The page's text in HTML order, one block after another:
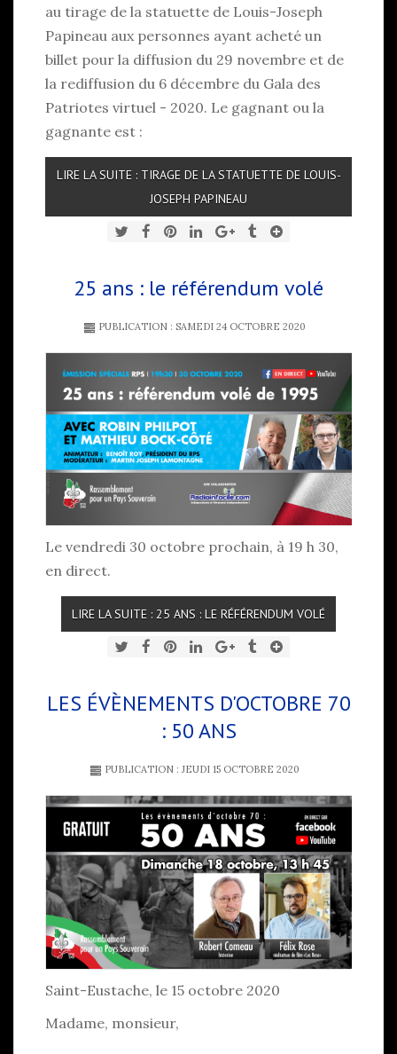
au tirage de la statuette de Louis-Joseph
Papineau aux personnes ayant acheté un
billet pour la diffusion du 29 novembre et de
la rediffusion du 6 décembre du Gala des
Patriotes virtuel - 2020. Le gagnant ou la
gagnante est :
LIRE LA SUITE : TIRAGE DE LA STATUETTE DE LOUIS-
JOSEPH PAPINEAU
25 ans : le référendum volé
PUBLICATION : SAMEDI 24 OCTOBRE 2020
Le vendredi 30 octobre prochain, à 19 h 30,
en direct.
LIRE LA SUITE : 25 ANS : LE RÉFÉRENDUM VOLÉ
LES ÉVÈNEMENTS D'OCTOBRE 70
: 50 ANS
PUBLICATION : JEUDI 15 OCTOBRE 2020
Saint-Eustache, le 15 octobre 2020
Madame, monsieur,